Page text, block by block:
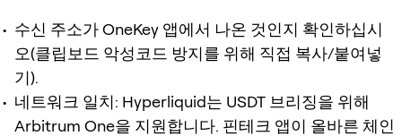
수신 주소가 OneKey 앱에서 나온 것인지 확인하십시
오(클립보드 악성코드 방지를 위해 직접 복사/붙여넣
기).
네트워크 일치: Hyperliquid는 USDT 브리징을 위해
Arbitrum One을 지원합니다. 핀테크 앱이 올바른 체인